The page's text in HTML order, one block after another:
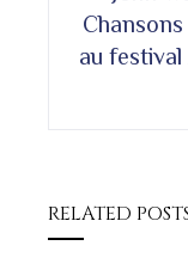
Chansons
au festival
RELATED